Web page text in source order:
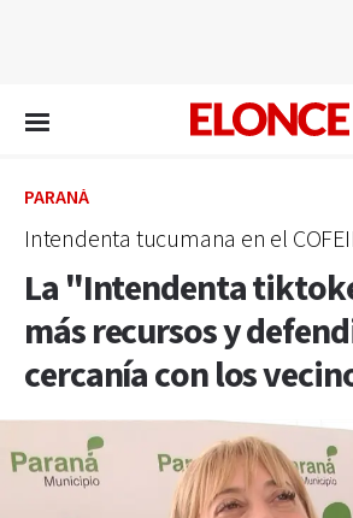
PARANÁ
Intendenta tucumana en el
La "Intendenta
más recursos y
cercanía con los